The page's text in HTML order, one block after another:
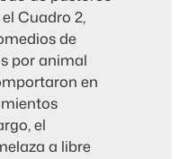
Cuadro 2,
de
por animal
en
el
a libre